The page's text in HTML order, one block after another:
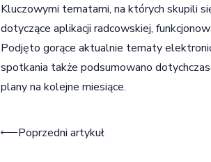
Kluczowymi tematami, na których skupili
dotyczące aplikacji radcowskiej,
Podjęto gorące aktualnie tematy
spotkania także podsumowano
plany na kolejne miesiące.
Nawigacja wpisu
Poprzedni artykuł